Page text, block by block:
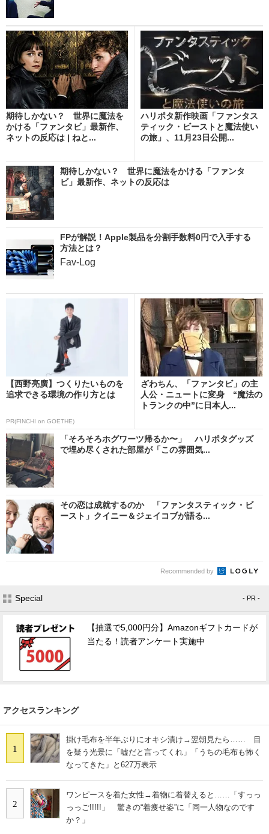
期待しかない？ 世界に魔法を
かける「ファンタビ」最新作、
ネットの反応は | ねと...
ハリポタ新作映画「ファンタス
ティック・ビーストと魔法使い
の旅」、11月23日公開...
期待しかない？ 世界に魔法をかける「ファンタ
ビ」最新作、ネットの反応は
FPが解説！Apple製品を分割手数料0円で入手する
方法とは？
Fav-Log
【西野亮廣】つくりたいものを
追求できる環境の作り方とは
PR(FINCHI on GOETHE)
ざわちん、「ファンタビ」の主
人公・ニュートに変身 “魔法の
トランクの中”に日本人...
「そろそろホグワーツ帰るか〜」 ハリポタグッズ
で埋め尽くされた部屋が「この雰囲気...
その恋は成就するのか 「ファンタスティック・ビ
ースト」クイニー＆ジェイコブが語る...
Recommended by
Special - PR -
【抽選で5,000円分】Amazonギフトカードが
当たる！読者アンケート実施中
アクセスランキング
1
掛け毛布を半年ぶりにオキシ漬け→翌朝見たら…… 目
を疑う光景に「嘘だと言ってくれ」「うちの毛布も怖く
なってきた」と627万表示
2
ワンピースを着た女性→着物に着替えると……「すっっ
っっご!!!!!」 驚きの“着痩せ姿”に「同一人物なのです
か？」